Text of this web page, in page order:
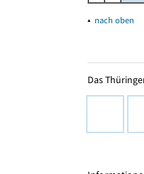
▴ nach oben
Das